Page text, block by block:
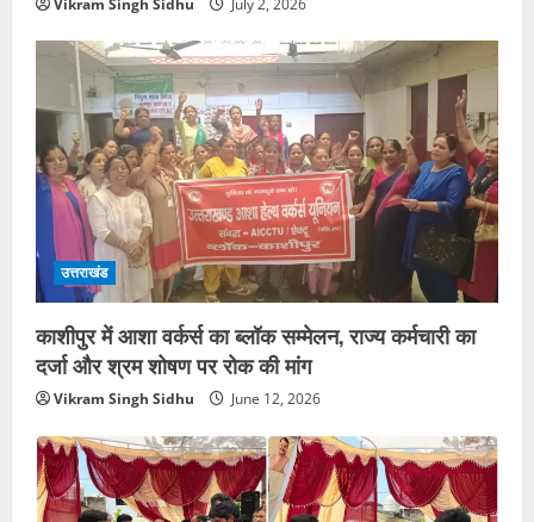
Vikram Singh Sidhu July 2, 2026
उत्तराखंड
काशीपुर में आशा वर्कर्स का ब्लॉक सम्मेलन, राज्य कर्मचारी का
दर्जा और श्रम शोषण पर रोक की मांग
Vikram Singh Sidhu June 12, 2026